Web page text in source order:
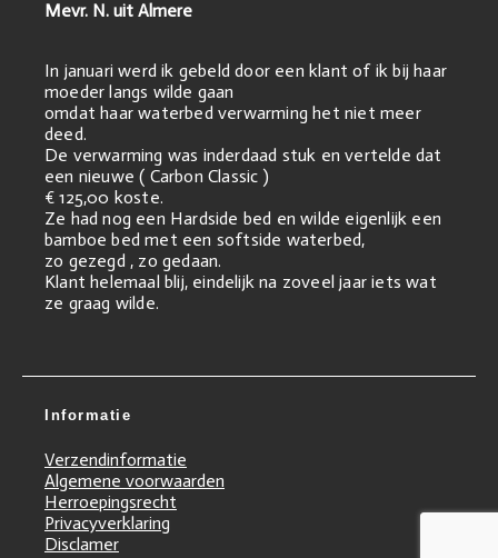
Mevr. N. uit Almere
In januari werd ik gebeld door een klant of ik bij haar
moeder langs wilde gaan
omdat haar waterbed verwarming het niet meer
deed.
De verwarming was inderdaad stuk en vertelde dat
een nieuwe ( Carbon Classic )
€ 125,00 koste.
Ze had nog een Hardside bed en wilde eigenlijk een
bamboe bed met een softside waterbed,
zo gezegd , zo gedaan.
Klant helemaal blij, eindelijk na zoveel jaar iets wat
ze graag wilde.
Informatie
Verzendinformatie
Algemene voorwaarden
Herroepingsrecht
Privacyverklaring
Disclamer